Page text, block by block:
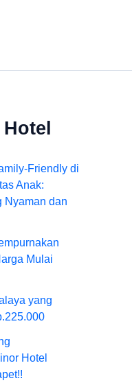
Friendly di
Anak:
Nyaman dan
Mulai
yang
Hotel